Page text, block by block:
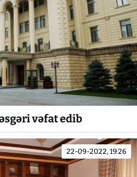
vəfat edib
22-09-2022, 19:26